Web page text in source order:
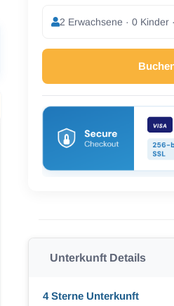
2 Erwachsene · 0 Kinder
Unterkunft Details
4 Sterne Unterkunft